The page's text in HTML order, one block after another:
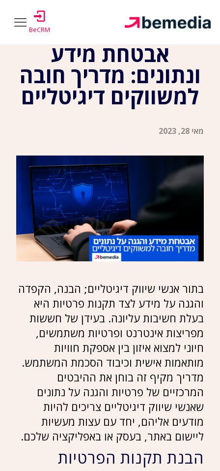
BeCRM
אבטחת מידע
ונתונים: מדריך חובה
למשווקים דיגיטליים
מאי 28, 2023
בתור אנשי שיווק דיגיטליים; הבנה, הקפדה
והגנה על מידע לצד תקנות פרטיות היא
בעלת חשיבות עליונה. בעידן של חששות
מפריצות אינטרנט ופרטיות משתמשים,
חיוני למצוא איזון בין אספקת חוויות
מותאמות אישית וכיבוד הסכמת המשתמש.
מדריך מקיף זה בוחן את ההיבטים
המרכזיים של פרטיות והגנה על נתונים
שאנשי שיווק דיגיטליים צריכים להיות
מודעים אליהם, יחד עם עצות מעשיות
ליישום באתר, בעסק או באפליקציה שלכם.
הבנת תקנות הפרטיות